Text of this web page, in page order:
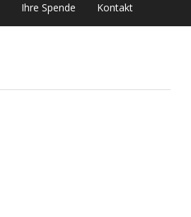
Ihre Spende Kontakt